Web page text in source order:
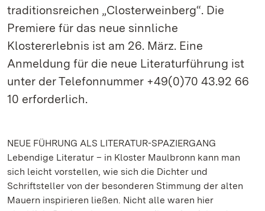
traditionsreichen „Closterweinberg“. Die
Premiere für das neue sinnliche
Klostererlebnis ist am 26. März. Eine
Anmeldung für die neue Literaturführung ist
unter der Telefonnummer +49(0)70 43.92 66
10 erforderlich.
NEUE FÜHRUNG ALS LITERATUR-SPAZIERGANG
Lebendige Literatur – in Kloster Maulbronn kann man
sich leicht vorstellen, wie sich die Dichter und
Schriftsteller von der besonderen Stimmung der alten
Mauern inspirieren ließen. Nicht alle waren hier